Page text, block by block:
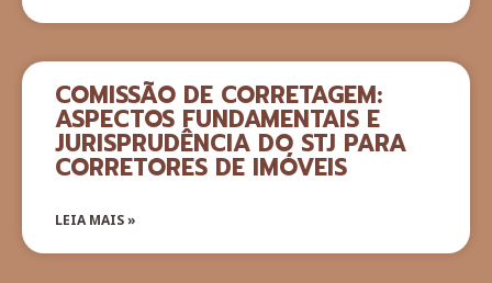
COMISSÃO DE CORRETAGEM:
ASPECTOS FUNDAMENTAIS E
JURISPRUDÊNCIA DO STJ PARA
CORRETORES DE IMÓVEIS
LEIA MAIS »